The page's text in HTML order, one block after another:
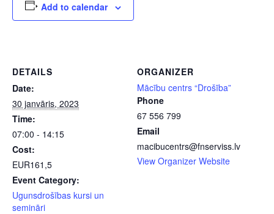
Add to calendar
DETAILS
Date:
30 janvāris, 2023
Time:
07:00 - 14:15
Cost:
EUR161,5
Event Category:
Ugunsdrošības kursi un
semināri
ORGANIZER
Mācību centrs “Drošība”
Phone
67 556 799
Email
macibucentrs@fnserviss.lv
View Organizer Website